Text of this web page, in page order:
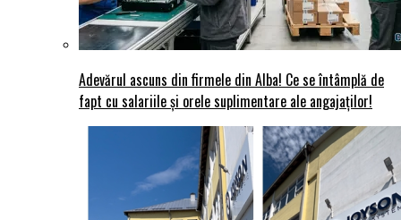
Adevărul ascuns din firmele din Alba! Ce se întâmplă de
fapt cu salariile și orele suplimentare ale angajaților!